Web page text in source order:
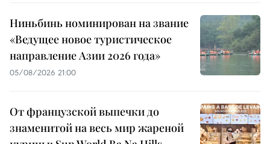
Ниньбинь номинирован на звание
«Ведущее новое туристическое
направление Азии 2026 года»
05/08/2026 21:00
От французской выпечки до
знаменитой на весь мир жареной